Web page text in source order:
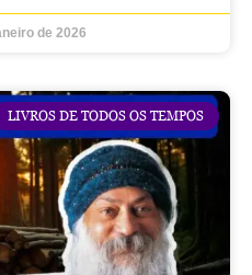
de 2026
LIVROS DE TODOS OS TEMPOS